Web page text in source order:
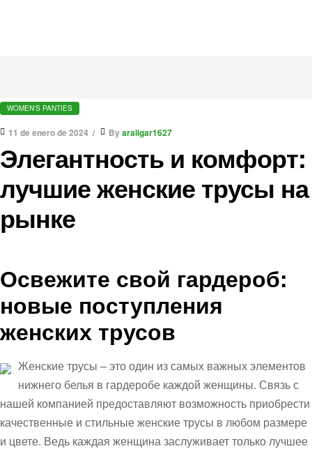
WOMEN'S PANTIES
11 de enero de 2024 Byaraligar1627
Элегантность и комфорт:
лучшие женские трусы на
рынке
Освежите свой гардероб:
новые поступления
женских трусов
Женские трусы – это один из самых важных элементов
нижнего белья в гардеробе каждой женщины. Связь с
нашей компанией предоставляют возможность приобрести
качественные и стильные женские трусы в любом размере
и цвете. Ведь каждая женщина заслуживает только лучшее